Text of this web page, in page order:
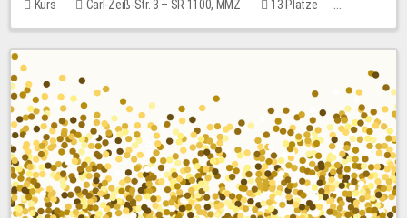
Kurs Carl-Zeiß-Str. 3 – SR 1100, MMZ
13 Plätze
10,00 EUR